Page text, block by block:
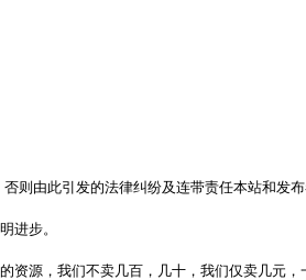
则由此引发的法律纠纷及连带责任本站和
进步。
源，我们不卖几百，几十，我们仅卖几元，